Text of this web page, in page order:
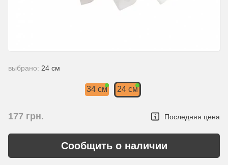
34 см 24 см
выбрано: 24 см
177 грн. Последняя цена
Сообщить о наличии